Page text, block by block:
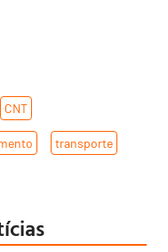
CNT
transporte